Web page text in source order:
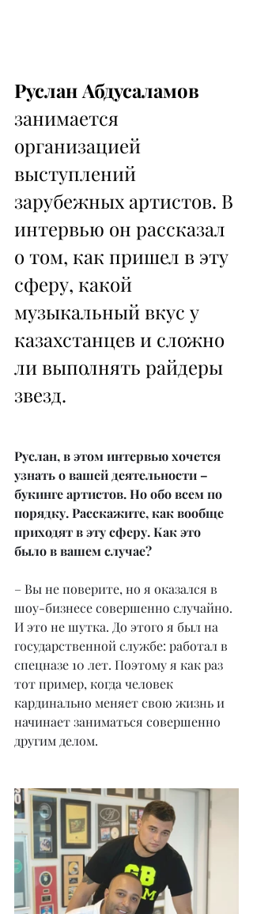
Руслан Абдусаламов
занимается
организацией
выступлений
зарубежных артистов. В
интервью он рассказал
о том, как пришел в эту
сферу, какой
музыкальный вкус у
казахстанцев и сложно
ли выполнять райдеры
звезд.
Руслан, в этом интервью хочется
узнать о вашей деятельности –
букинге артистов. Но обо всем по
порядку. Расскажите, как вообще
приходят в эту сферу. Как это
было в вашем случае?
– Вы не поверите, но я оказался в
шоу-бизнесе совершенно случайно.
И это не шутка. До этого я был на
государственной службе: работал в
спецназе 10 лет. Поэтому я как раз
тот пример, когда человек
кардинально меняет свою жизнь и
начинает заниматься совершенно
другим делом.